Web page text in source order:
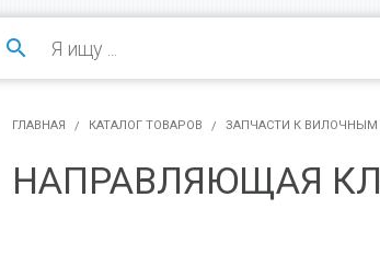
350-82-22

ГЛАВНАЯ КАТАЛОГ ТОВАРОВ ЗАПЧАСТИ К
НАПРАВЛЯЮЩАЯ